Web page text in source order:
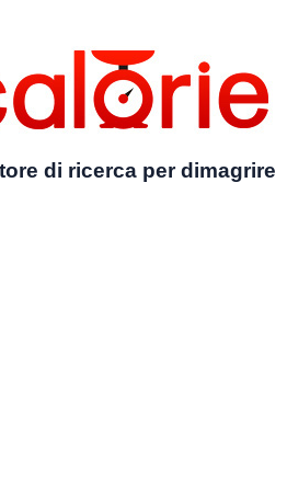
di ricerca per dimagrire